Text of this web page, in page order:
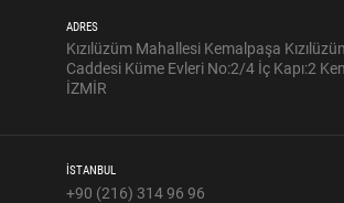
ADRES
Kızılüzüm Mahallesi Kemalpaşa
Caddesi Küme Evleri No:2/4 İç Kapı:2
İZMİR
İSTANBUL
+90 (216) 314 96 96